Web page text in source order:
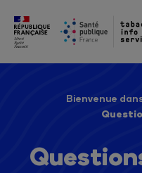
Bienvenue